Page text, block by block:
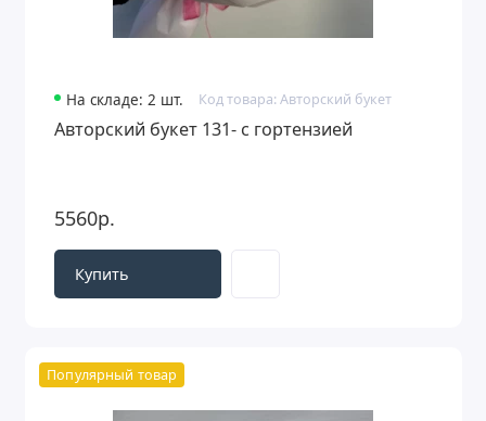
На складе: 2 шт. Код товара: Авторский букет
Авторский букет 131- с гортензией
5560р.
Купить
Популярный товар